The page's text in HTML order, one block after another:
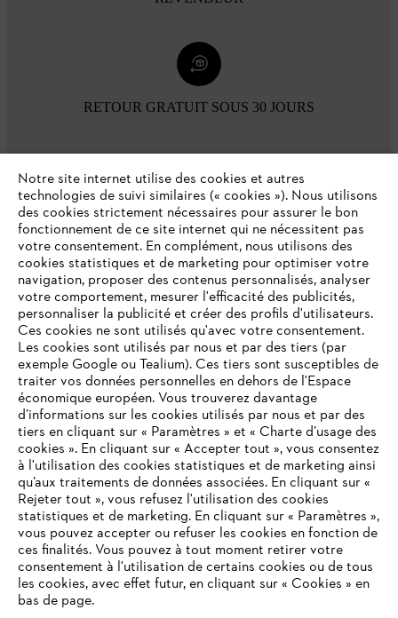
RETOUR GRATUIT SOUS 30 JOURS
L'Entreprise
Questions / Réponses
Service
Conditions Générales de Vente
VOTRE NAVIGATEUR INTERNET
N'EST PLUS PRIS EN CHARGE
Vous utilisez un navigateur Internet que nous ne prenons plus
en charge, et certaines fonctionnalités de notre site ne
peuvent fonctionner correctement. Pour une utilisation
Notre site internet utilise des cookies et autres
technologies de suivi similaires (« cookies »). Nous utilisons
des cookies strictement nécessaires pour assurer le bon
fonctionnement de ce site internet qui ne nécessitent pas
votre consentement. En complément, nous utilisons des
cookies statistiques et de marketing pour optimiser votre
navigation, proposer des contenus personnalisés, analyser
votre comportement, mesurer l'efficacité des publicités,
personnaliser la publicité et créer des profils d'utilisateurs.
Ces cookies ne sont utilisés qu'avec votre consentement.
Les cookies sont utilisés par nous et par des tiers (par
exemple Google ou Tealium). Ces tiers sont susceptibles de
traiter vos données personnelles en dehors de l'Espace
économique européen. Vous trouverez davantage
d’informations sur les cookies utilisés par nous et par des
tiers en cliquant sur « Paramètres » et « Charte d’usage des
cookies ». En cliquant sur « Accepter tout », vous consentez
à l'utilisation des cookies statistiques et de marketing ainsi
qu’aux traitements de données associées. En cliquant sur «
Rejeter tout », vous refusez l'utilisation des cookies
statistiques et de marketing. En cliquant sur « Paramètres »,
vous pouvez accepter ou refuser les cookies en fonction de
ces finalités. Vous pouvez à tout moment retirer votre
consentement à l'utilisation de certains cookies ou de tous
les cookies, avec effet futur, en cliquant sur « Cookies » en
bas de page.